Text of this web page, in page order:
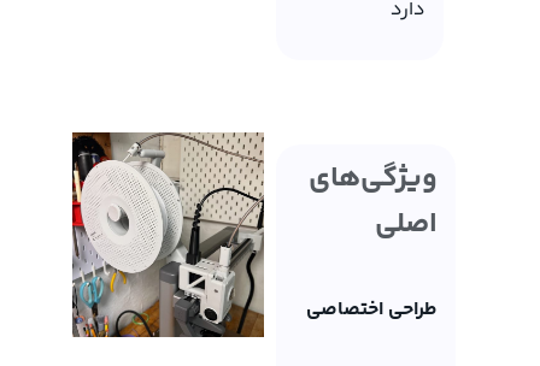
دارد
ویژگی‌های
اصلی
طراحی اختصاصی